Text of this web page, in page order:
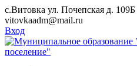
Skip
to
content
с.Витовка ул. Почепская д. 109Б
vitovkaadm@mail.ru
Вход